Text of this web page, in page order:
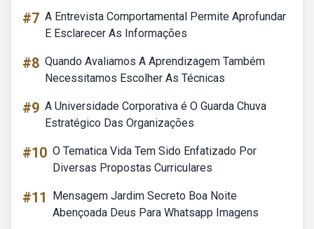
#7 A Entrevista Comportamental Permite Aprofundar
E Esclarecer As Informações
#8 Quando Avaliamos A Aprendizagem Também
Necessitamos Escolher As Técnicas
#9 A Universidade Corporativa é O Guarda Chuva
Estratégico Das Organizações
#10 O Tematica Vida Tem Sido Enfatizado Por
Diversas Propostas Curriculares
#11
Mensagem Jardim Secreto Boa Noite
Abençoada Deus Para Whatsapp Imagens